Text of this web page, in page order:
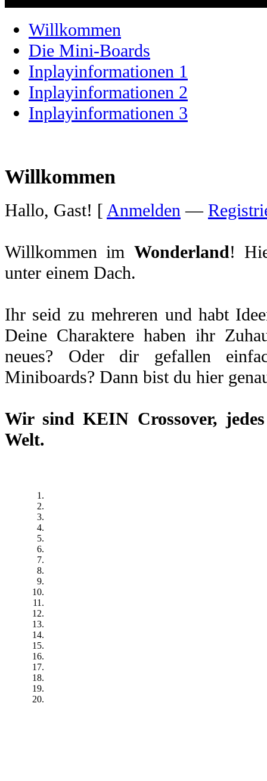
Willkommen
Die Mini-Boards
Inplayinformationen 1
Inplayinformationen 2
Inplayinformationen 3
Willkommen
Hallo, Gast! [ Anmelden —
Willkommen im Wonderland!
unter einem Dach.
Ihr seid zu mehreren und habt
Deine Charaktere haben ihr
neues? Oder dir gefallen
Miniboards? Dann bist du hier
Wir sindKEIN Crossover,
Welt.